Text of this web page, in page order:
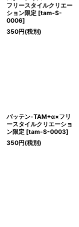
フリースタイルクリエー
ション限定 [tam-S-
0006]
350円(税別)
バッテン-TAM+α×フリ
ースタイルクリエーショ
ン限定 [tam-S-0003]
350円(税別)